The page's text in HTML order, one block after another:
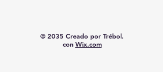
© 2035 Creado por Trébol.
con Wix.com